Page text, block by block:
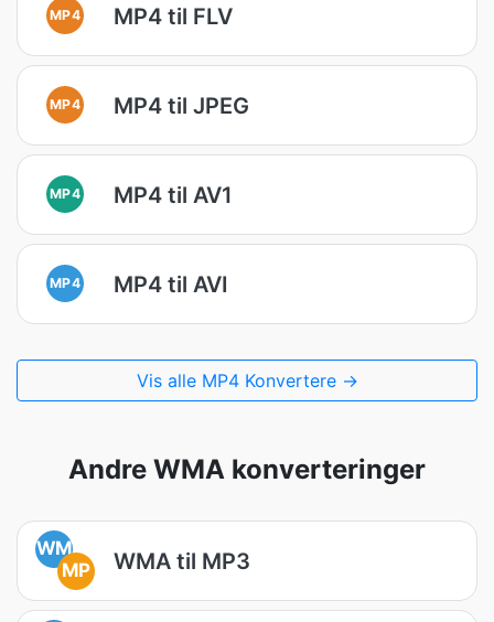
MP4 MP4 til FLV
MP4 MP4 til JPEG
MP4 MP4 til AV1
MP4 MP4 til AVI
Vis alle MP4 Konvertere →
Andre WMA konverteringer
WM
MP
WMA til MP3